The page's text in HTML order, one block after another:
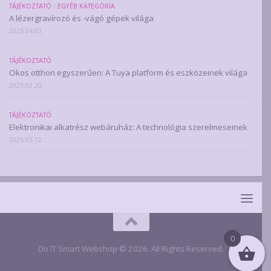
TÁJÉKOZTATÓ / EGYÉB KATEGÓRIA
A lézergravírozó és -vágó gépek világa
2025.04.03.
TÁJÉKOZTATÓ
Okos otthon egyszerűen: A Tuya platform és eszközeinek világa
2025.03.20.
TÁJÉKOZTATÓ
Elektronikai alkatrész webáruház: A technológia szerelmeseinek
2025.03.12.
Do IT Smart Webshop © 2026. All Rights Reserved.
0